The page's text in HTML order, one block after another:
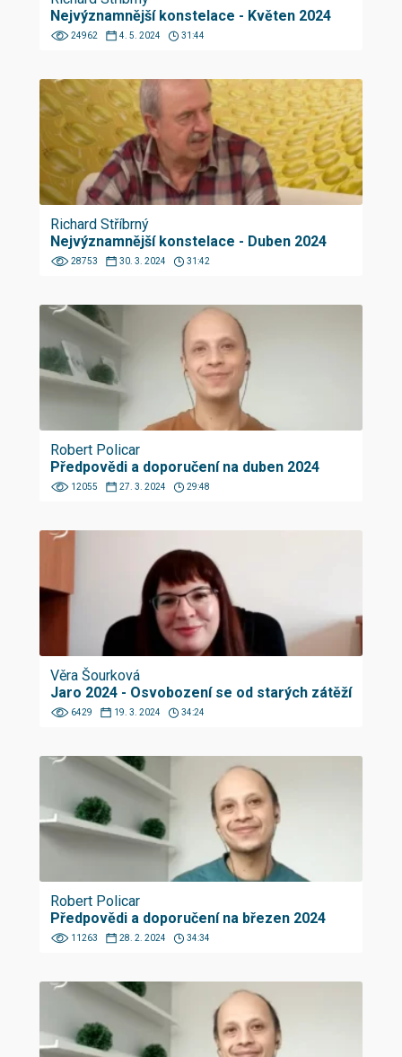
Nejvýznamnější konstelace - Květen 2024
24962 4. 5. 2024 31:44
Richard Stříbrný
Nejvýznamnější konstelace - Duben 2024
28753 30. 3. 2024 31:42
Robert Policar
Předpovědi a doporučení na duben 2024
12055 27. 3. 2024 29:48
Věra Šourková
Jaro 2024 - Osvobození se od starých zátěží
6429 19. 3. 2024 34:24
Robert Policar
Předpovědi a doporučení na březen 2024
11263 28. 2. 2024 34:34